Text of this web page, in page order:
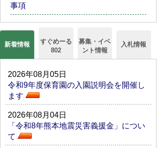
事項
新着情報
すぐめーる
802
募集・イベ
ント情報
入札情報
2026年08月05日
令和9年度保育園の入園説明会を開催し
ます
2026年08月04日
「令和8年熊本地震災害義援金」につい
て